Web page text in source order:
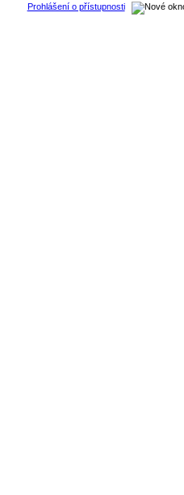
Prohlášení o přístupnosti